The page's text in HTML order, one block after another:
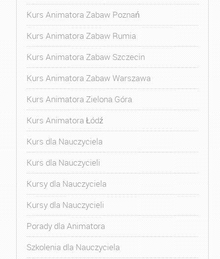
Kurs Animatora Zabaw Poznań
Kurs Animatora Zabaw Rumia
Kurs Animatora Zabaw Szczecin
Kurs Animatora Zabaw Warszawa
Kurs Animatora Zielona Góra
Kurs Animatora Łódź
Kurs dla Nauczyciela
Kurs dla Nauczycieli
Kursy dla Nauczyciela
Kursy dla Nauczycieli
Porady dla Animatora
Szkolenia dla Nauczyciela